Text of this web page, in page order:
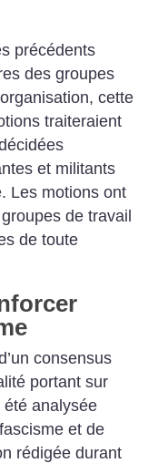
précédents
des groupes
cette
traiteraient
et militants
Les motions ont
de travail
de toute
consensus
portant sur
été analysée
et de
rédigée durant